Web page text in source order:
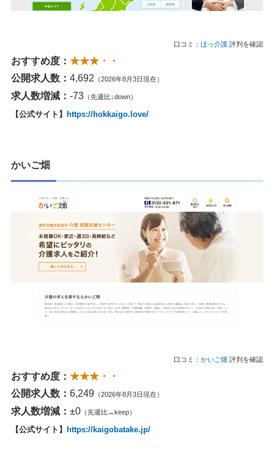
口コミ： ほっ介護 評判を確認
おすすめ度： ★★★・・
公開求人数： 4,692 （2026年8月3日現在）
求人数増減： -73 （先週比↓down）
【公式サイト】 https://hokkaigo.love/
かいご畑
口コミ： かいご畑 評判を確認
おすすめ度： ★★★・・
公開求人数： 6,249 （2026年8月3日現在）
求人数増減： ±0 （先週比→keep）
【公式サイト】 https://kaigobatake.jp/